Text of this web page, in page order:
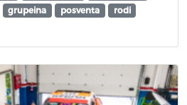
grupeina posventa
rodi